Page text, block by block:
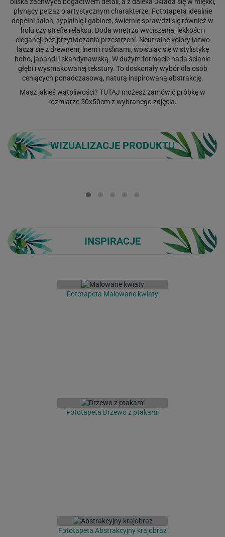
płynący pejzaż o artystycznym charakterze. Fototapeta idealnie
dopełni salon, sypialnię i gabinet, świetnie sprawdzi się również w
holu czy strefie relaksu. Doda wnętrzu wyciszenia, lekkości i
elegancji bez przytłaczania przestrzeni. Neutralne kolory łatwo
łączą się z drewnem, lnem i roślinami, wpisując się w stylistykę
boho, japandi i skandynawską. W dużym formacie nada ścianie
głębi i wysmakowanej tekstury. To doskonały wybór dla osób
ceniących ponadczasową, naturą inspirowaną abstrakcję.
Masz jakieś wątpliwości? TUTAJ możesz zamówić próbkę w
rozmiarze 50x50cm z wybranego zdjęcia.
WIZUALIZACJE PRODUKTU
INSPIRACJE
Fototapeta Malowane kwiaty
Fototapeta Drzewo z ptakami
Fototapeta Abstrakcyjny krajobraz